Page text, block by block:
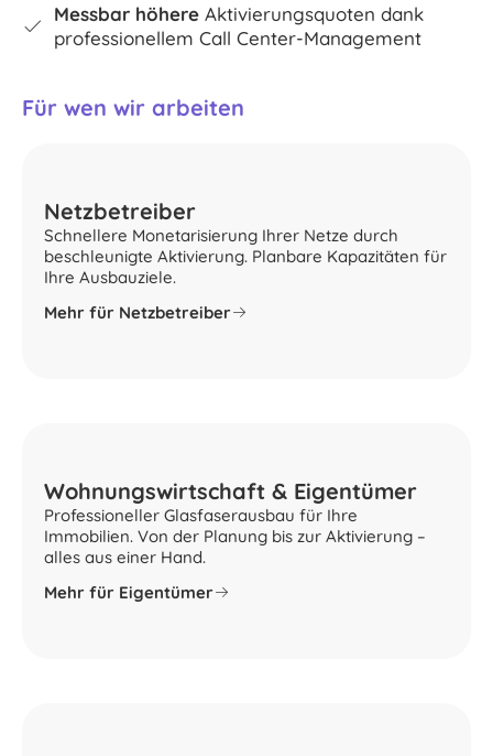
Messbar höhereAktivierungsquoten dank
professionellem Call Center-Management
Für wen wir arbeiten
Netzbetreiber
Schnellere Monetarisierung Ihrer Netze durch
beschleunigte Aktivierung. Planbare Kapazitäten für
Ihre Ausbauziele.
Mehr für Netzbetreiber
Wohnungswirtschaft & Eigentümer
Professioneller Glasfaserausbau für Ihre
Immobilien. Von der Planung bis zur Aktivierung –
alles aus einer Hand.
Mehr für Eigentümer